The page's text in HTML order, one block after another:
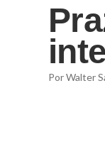
PorWalter